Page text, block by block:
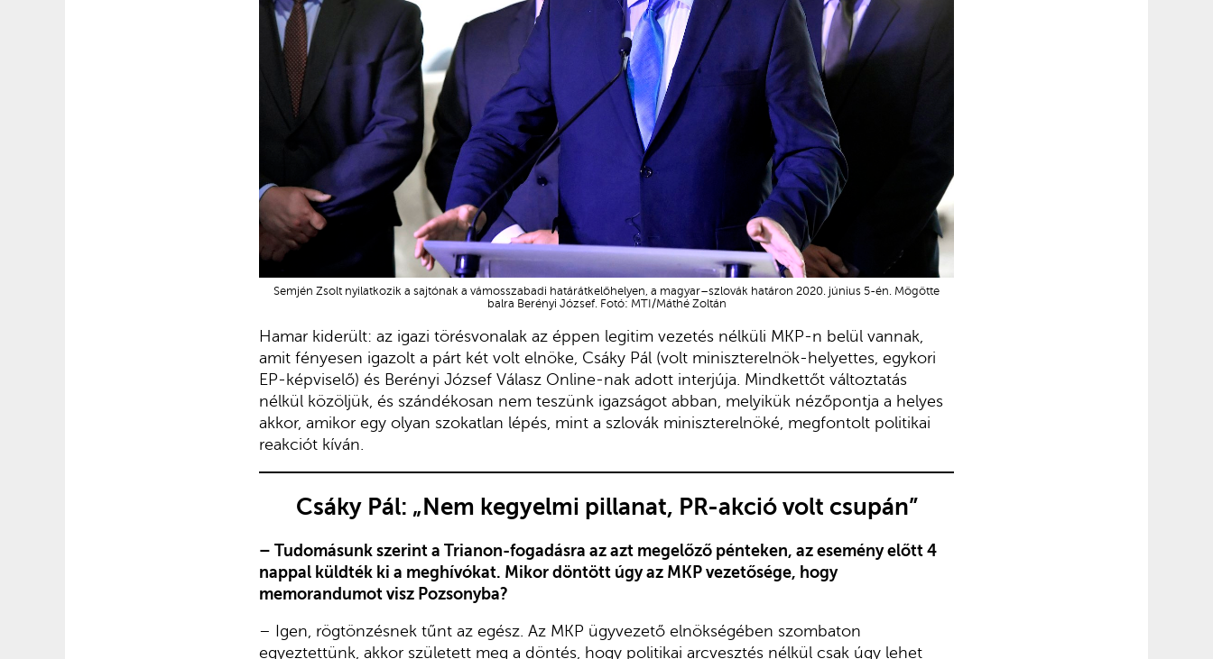
Semjén Zsolt nyilatkozik a sajtónak a vámosszabadi határátkelőhelyen, a magyar–szlovák határon 2020. június 5-én. Mögötte
balra Berényi József. Fotó: MTI/Máthé Zoltán
Hamar kiderült: az igazi törésvonalak az éppen legitim vezetés nélküli MKP-n belül vannak,
amit fényesen igazolt a párt két volt elnöke, Csáky Pál (volt miniszterelnök-helyettes, egykori
EP-képviselő) és Berényi József Válasz Online-nak adott interjúja. Mindkettőt változtatás
nélkül közöljük, és szándékosan nem teszünk igazságot abban, melyikük nézőpontja a helyes
akkor, amikor egy olyan szokatlan lépés, mint a szlovák miniszterelnöké, megfontolt politikai
reakciót kíván.
Csáky Pál: „Nem kegyelmi pillanat, PR-akció volt csupán”
– Tudomásunk szerint a Trianon-fogadásra az azt megelőző pénteken, az esemény előtt 4
nappal küldték ki a meghívókat. Mikor döntött úgy az MKP vezetősége, hogy
memorandumot visz Pozsonyba?
– Igen, rögtönzésnek tűnt az egész. Az MKP ügyvezető elnökségében szombaton
egyeztettünk, akkor született meg a döntés, hogy politikai arcvesztés nélkül csak úgy lehet